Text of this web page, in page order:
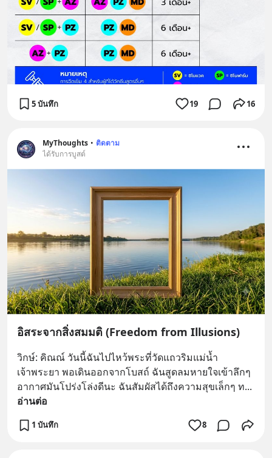
5 บันทึก 19 16
MyThoughts • ติดตาม
ได้รับการบูสต์
อิสระจากสิ่งสมมติ (Freedom from Illusions)
วิกษ์: คิณณ์ วันนี้ฉันไปไหว้พระที่วัดแถวริมแม่น้ำ
เจ้าพระยา พอเดินออกจากโบสถ์ ฉันสูดลมหายใจเข้าลึกๆ
อากาศมันโปร่งโล่งดีนะ ฉันสัมผัสได้ถึงความสุขเล็กๆ ท
อ่านต่อ
1 บันทึก 8